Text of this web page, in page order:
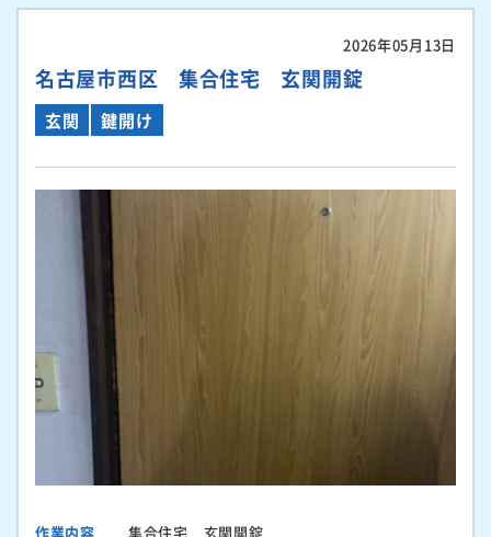
2026年05月13日
名古屋市西区 集合住宅 玄関開錠
玄関 鍵開け
作業内容
集合住宅 玄関開錠